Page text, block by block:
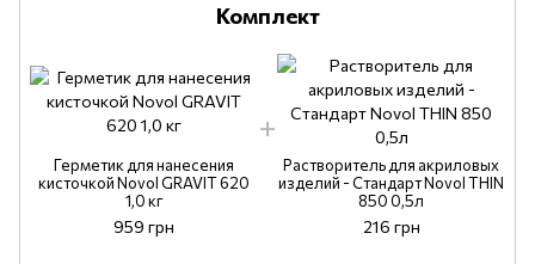
Комплект
Герметик для нанесения
кисточкой Novol GRAVIT 620
1,0 кг
959 грн
Растворитель для акриловых
изделий - Cтандарт Novol THIN
850 0,5л
216 грн